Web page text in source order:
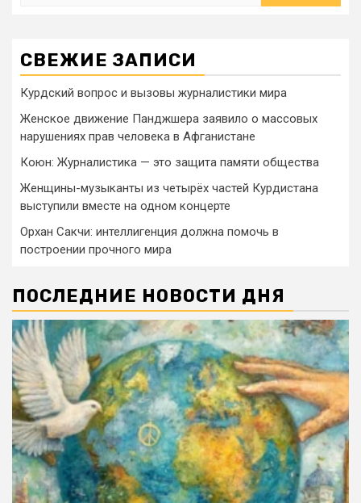
СВЕЖИЕ ЗАПИСИ
Курдский вопрос и вызовы журналистики мира
Женское движение Панджшера заявило о массовых
нарушениях прав человека в Афганистане
Коюн: Журналистика — это защита памяти общества
Женщины-музыканты из четырёх частей Курдистана
выступили вместе на одном концерте
Орхан Сакчи: интеллигенция должна помочь в
построении прочного мира
ПОСЛЕДНИЕ НОВОСТИ ДНЯ